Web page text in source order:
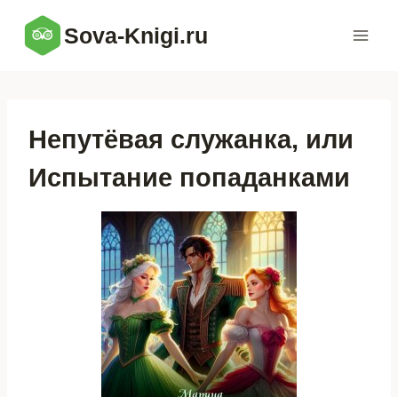
содержимому
Sova-Knigi.ru
Непутёвая служанка, или
Испытание попаданками